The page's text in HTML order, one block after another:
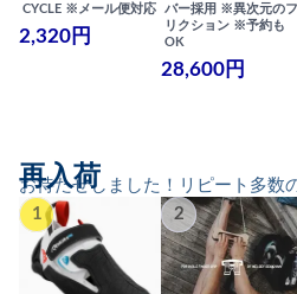
CYCLE ※メール便対応
2,320円
バー採用 ※異次元のフ
リクション ※予約も
OK
28,600円
お待たせしました！リピート多数
再入荷
1 2